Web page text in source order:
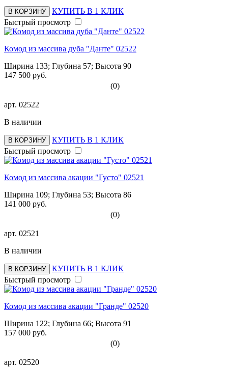
В КОРЗИНУ
КУПИТЬ В 1 КЛИК
Быстрый просмотр
Комод из массива дуба "Данте" 02522
Ширина 133; Глубина 57; Высота 90
147 500 руб.
(0)
арт. 02522
В наличии
В КОРЗИНУ
КУПИТЬ В 1 КЛИК
Быстрый просмотр
Комод из массива акации "Густо" 02521
Ширина 109; Глубина 53; Высота 86
141 000 руб.
(0)
арт. 02521
В наличии
В КОРЗИНУ
КУПИТЬ В 1 КЛИК
Быстрый просмотр
Комод из массива акации "Гранде" 02520
Ширина 122; Глубина 66; Высота 91
157 000 руб.
(0)
арт. 02520